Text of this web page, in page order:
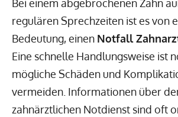
Bei einem abgebrochenen Zahn
regulären Sprechzeiten ist es von
Bedeutung, einen Notfall
Eine schnelle Handlungsweise ist
mögliche Schäden und
vermeiden. Informationen über
zahnärztlichen Notdienst sind oft